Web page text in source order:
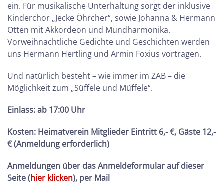
ein. Für musikalische Unterhaltung sorgt der inklusive
Kinderchor „Jecke Öhrcher“, sowie Johanna & Hermann
Otten mit Akkordeon und Mundharmonika.
Vorweihnachtliche Gedichte und Geschichten werden
uns Hermann Hertling und Armin Foxius vortragen.
Und natürlich besteht – wie immer im ZAB – die
Möglichkeit zum „Süffele und Müffele“.
Einlass: ab 17:00 Uhr
Kosten: Heimatverein Mitglieder Eintritt 6,- €, Gäste 12,-
€ (Anmeldung erforderlich)
Anmeldungen über das Anmeldeformular auf dieser
Seite (hier klicken), per Mail